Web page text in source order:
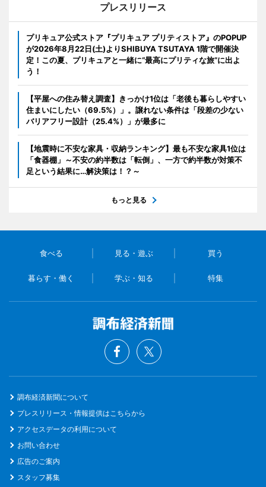
プレスリリース
プリキュア公式ストア『プリキュア プリティストア』のPOPUP
が2026年8月22日(土)よりSHIBUYA TSUTAYA 1階で開催決
定！この夏、プリキュアと一緒に“最高にプリティな旅”に出よ
う！
【平屋への住み替え調査】きっかけ1位は「老後も暮らしやすい
住まいにしたい（69.5%）」。譲れない条件は「段差の少ない
バリアフリー設計（25.4%）」が最多に
【地震時に不安な家具・収納ランキング】最も不安な家具1位は
「食器棚」～不安の約半数は「転倒」、一方で約半数が対策不
足という結果に…解決策は！？～
もっと見る
食べる 見る・遊ぶ 買う
暮らす・働く 学ぶ・知る 特集
調布経済新聞について
プレスリリース・情報提供はこちらから
アクセスデータの利用について
お問い合わせ
広告のご案内
スタッフ募集